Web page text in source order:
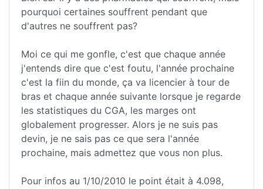
pourquoi certaines souffrent pendant que
d'autres ne souffrent pas?
Moi ce qui me gonfle, c'est que chaque année
j'entends dire que c'est foutu, l'année prochaine
c'est la fiin du monde, ça va licencier à tour de
bras et chaque année suivante lorsque je regarde
les statistiques du CGA, les marges ont
globalement progresser. Alors je ne suis pas
devin, je ne sais pas ce que sera l'année
prochaine, mais admettez que vous non plus.
Pour infos au 1/10/2010 le point était à 4.098,